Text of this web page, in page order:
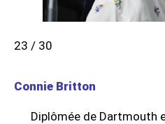
23 / 30
Connie Britton
Diplômée de Dartmouth